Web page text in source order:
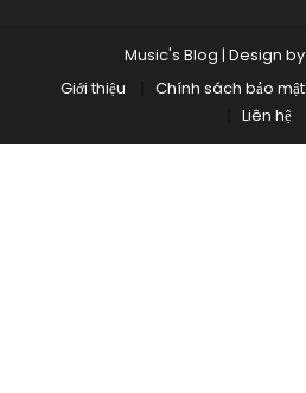
Music's Blog | Design by
Giới thiệu
Chính sách bảo mật
Liên hệ